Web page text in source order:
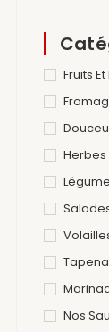
Fruits
Herbes
Nos